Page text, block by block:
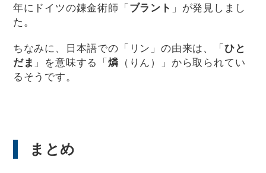
年にドイツの錬金術師「 ブラント 」が発見しまし
た。
ちなみに、日本語での「リン」の由来は、「 ひと
だま 」を意味する「燐 （りん）」から取られてい
るそうです。
まとめ